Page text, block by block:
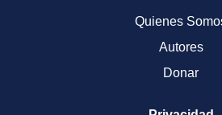
Quienes
Autores
Donar